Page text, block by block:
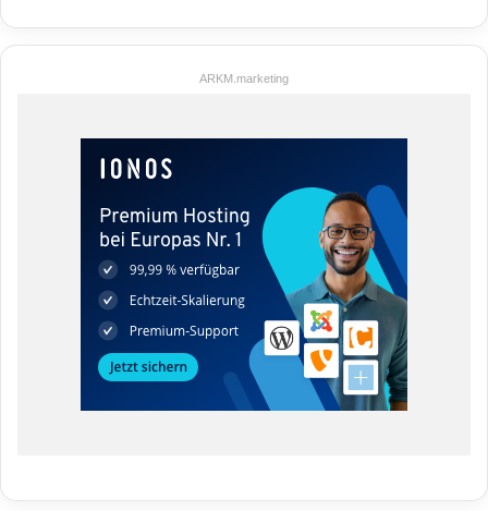
ARKM.marketing